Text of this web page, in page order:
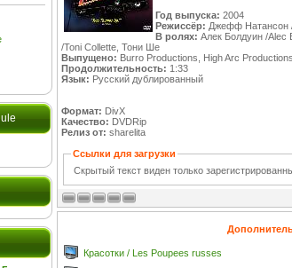
Год выпуска: 2004
Режиссёр: Джефф Натансон
В ролях: Алек Болдуин /Alec
/Toni Collette, Тони Ше
Выпущено: Burro Productions, High Arc
Продолжительность: 1:33
Язык: Русский дублированный
Формат: DivX
Качество: DVDRip
Релиз от: sharelita
Ссылки для загрузки
Скрытый текст виден только
Красотки / Les Poupees russes